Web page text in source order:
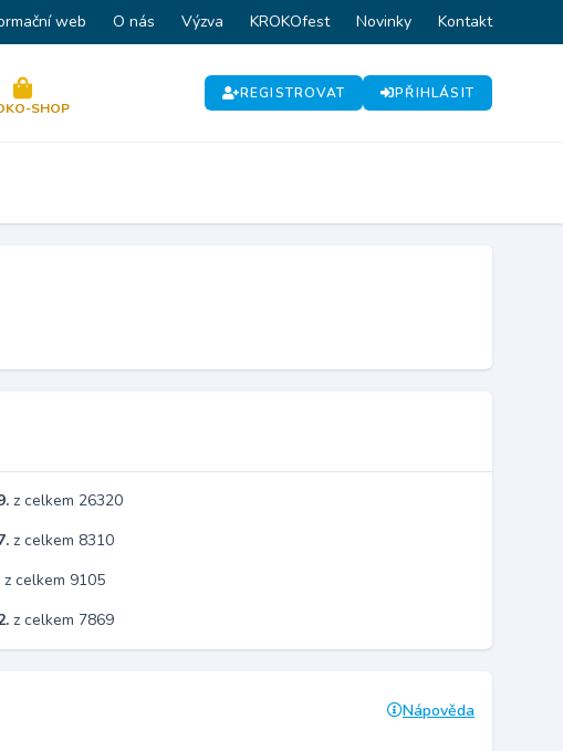
web O nás Výzva KROKOfest Novinky Kontakt
SHOP
REGISTROVAT PŘIHLÁSIT
z celkem 26320
z celkem 8310
z celkem 9105
z celkem 7869
Nápověda